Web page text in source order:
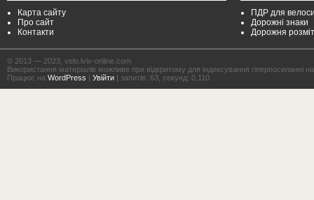
Карта сайту
Про сайт
Контакти
ПДР для
Дорожні знаки
Дорожня
© 2013 — 2023, velo.lviv-online.com
Використання матеріалів можливе при відкритому для індексування гіперпосиланні
Працює на WordPress | Увійти | запитів: 63, секунд: 0,110